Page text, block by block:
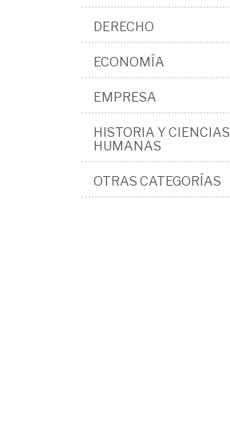
DERECHO
ECONOMÍA
EMPRESA
HISTORIA Y CIENCIAS
HUMANAS
OTRAS CATEGORÍAS